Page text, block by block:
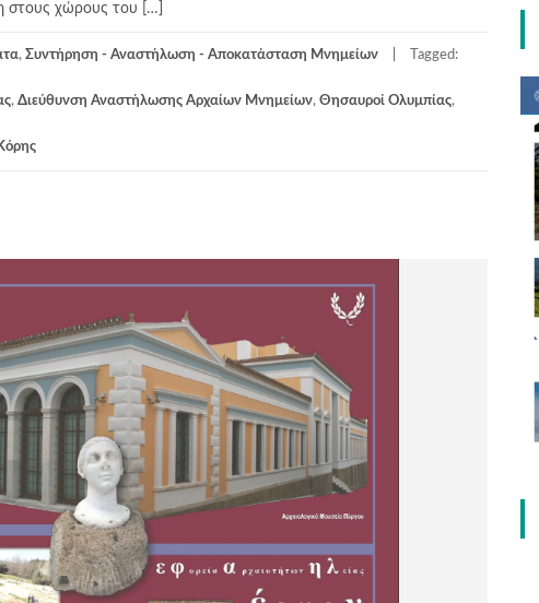
στους χώρους του […]
, Συντήρηση - Αναστήλωση - Αποκατάσταση Μνημείων Tagged:
, Διεύθυνση Αναστήλωσης Αρχαίων Μνημείων, Θησαυροί Ολυμπίας,